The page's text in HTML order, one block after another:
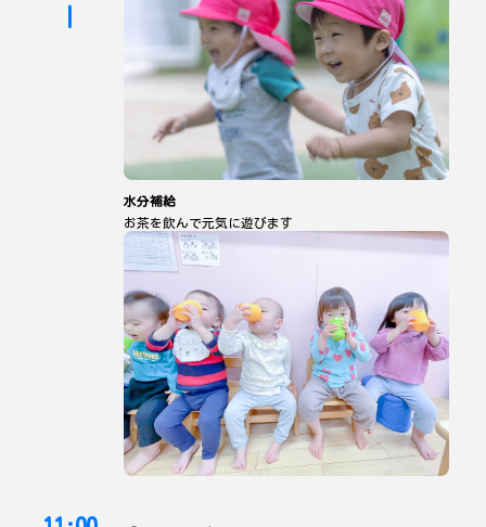
水分補給
お茶を飲んで元気に遊びます